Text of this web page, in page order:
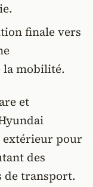
finale vers
la mobilité.
et
pour
des
de transport.